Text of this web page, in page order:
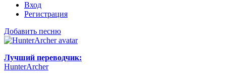
Вход
Регистрация
Добавить песню
Лучший переводчик:
HunterArcher